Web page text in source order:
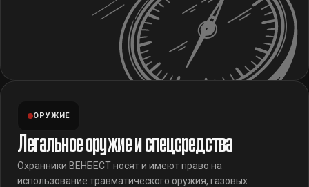
ОРУЖИЕ
Легальное оружие и спецсредства
Охранники ВЕНБЕСТ носят и имеют право на
использование травматического оружия, газовых